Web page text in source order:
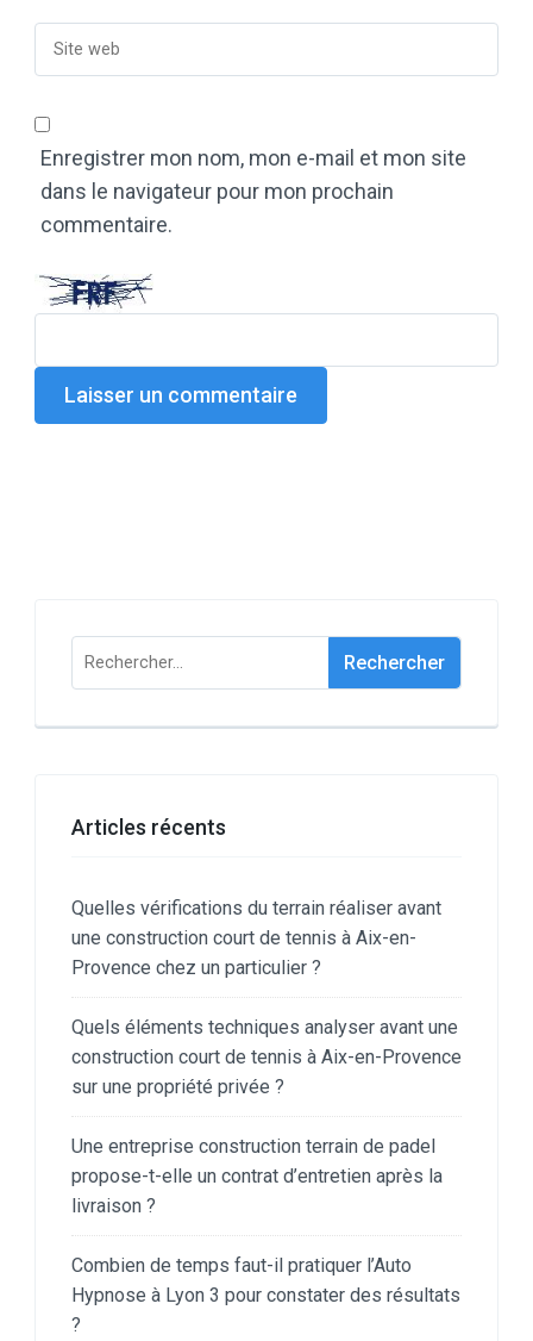
Enregistrer mon nom, mon e-mail et mon site
dans le navigateur pour mon prochain
commentaire.
Rechercher :
Articles récents
Quelles vérifications du terrain réaliser avant
une construction court de tennis à Aix-en-
Provence chez un particulier ?
Quels éléments techniques analyser avant une
construction court de tennis à Aix-en-Provence
sur une propriété privée ?
Une entreprise construction terrain de padel
propose-t-elle un contrat d’entretien après la
livraison ?
Combien de temps faut-il pratiquer l’Auto
Hypnose à Lyon 3 pour constater des résultats
?